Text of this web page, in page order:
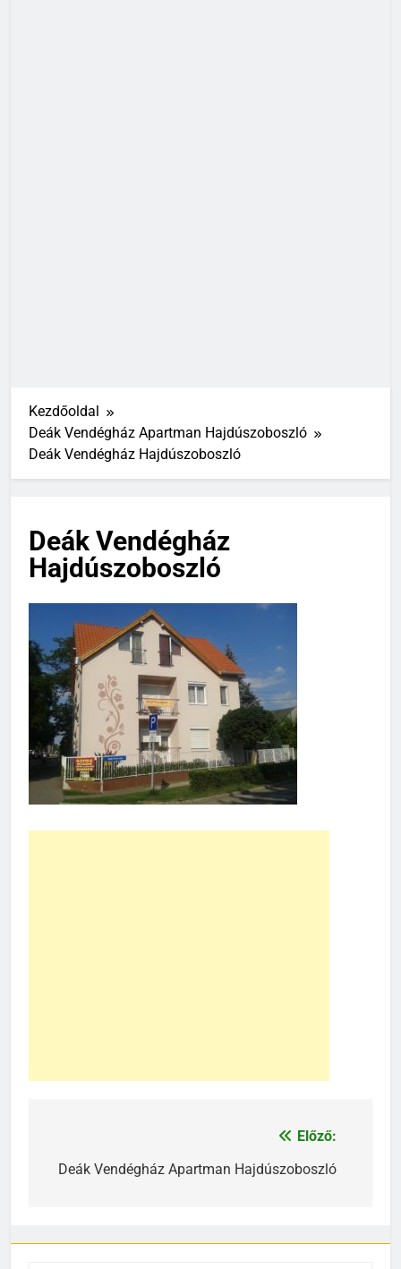
Kezdőoldal
Deák Vendégház Apartman Hajdúszoboszló
Deák Vendégház Hajdúszoboszló
Deák Vendégház
Hajdúszoboszló
navigáció
Előző:
Deák Vendégház Apartman Hajdúszoboszló